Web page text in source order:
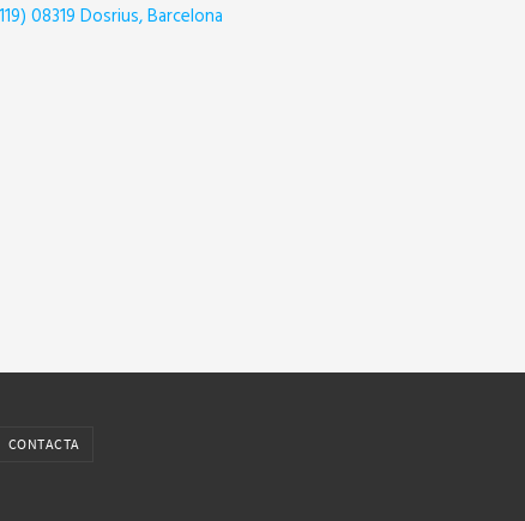
08319 Dosrius, Barcelona
CONTACTA